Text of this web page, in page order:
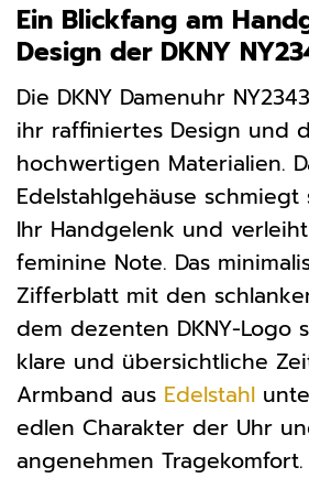
Ein Blickfang am
Design der DKNY
Die DKNY Damenuhr
ihr raffiniertes Design und
hochwertigen Materialien.
Edelstahlgehäuse
Ihr Handgelenk und
feminine Note. Das
Zifferblatt mit den
dem dezenten DKNY-Logo
klare und übersichtliche
Armband aus Edelstahl
edlen Charakter der Uhr
angenehmen Tragekomfort.